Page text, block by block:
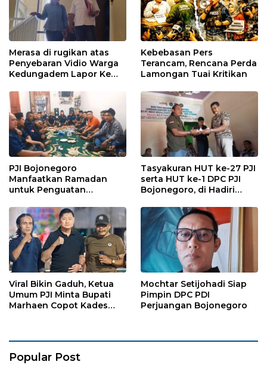
Merasa di rugikan atas
Penyebaran Vidio Warga
Kedungadem Lapor Ke
Kebebasan Pers
Terancam, Rencana Perda
Lamongan Tuai Kritikan
PJI Bojonegoro
Manfaatkan Ramadan
untuk Penguatan
Kebersamaan
Tasyakuran HUT ke-27 PJI
serta HUT ke-1 DPC PJI
Bojonegoro, di Hadiri
Viral Bikin Gaduh, Ketua
Umum PJI Minta Bupati
Marhaen Copot Kades
Mochtar Setijohadi Siap
Pimpin DPC PDI
Perjuangan Bojonegoro
Popular Post